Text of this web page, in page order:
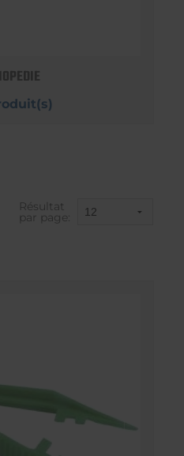
Résultat
par page: